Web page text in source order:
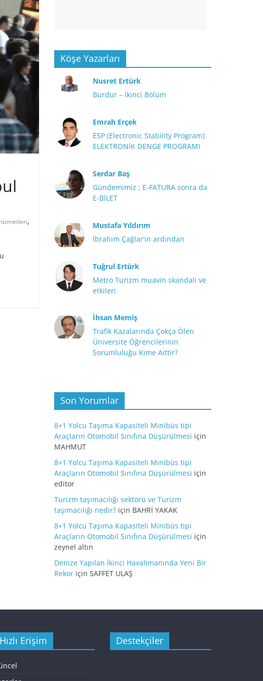
,
Köşe Yazarları
Nusret Ertürk
Burdur – İkinci Bölüm
Emrah Erçek
ESP (Electronic Stability Program)
ELEKTRONİK DENGE PROGRAMI
Serdar Baş
Gündemimiz ; E-FATURA sonra da
E-BİLET
Mustafa Yıldırım
İbrahim Çağlar’ın ardından
Tuğrul Ertürk
Metro Turizm muavin skandalı ve
etkileri
İhsan Memiş
Trafik Kazalarında Çokça Ölen
Üniversite Öğrencilerinin
Sorumluluğu Kime Aittir?
Son Yorumlar
8+1 Yolcu Taşıma Kapasiteli Minibüs tipi
Araçların Otomobil Sınıfına Düşürülmesi için
MAHMUT
8+1 Yolcu Taşıma Kapasiteli Minibüs tipi
Araçların Otomobil Sınıfına Düşürülmesi için
editor
Turizm taşımacılığı sektörü ve Turizm
taşımacılığı nedir? için BAHRİ YAKAK
8+1 Yolcu Taşıma Kapasiteli Minibüs tipi
Araçların Otomobil Sınıfına Düşürülmesi için
zeynel altın
Denize Yapılan İkinci Havalimanında Yeni Bir
Rekor için SAFFET ULAŞ
Hızlı Erişim Destekçiler